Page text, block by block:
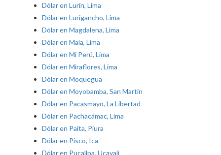
Dólar en Lurín, Lima
Dólar en Lurigancho, Lima
Dólar en Magdalena, Lima
Dólar en Mala, Lima
Dólar en Mi Perú, Lima
Dólar en Miraflores, Lima
Dólar en Moquegua
Dólar en Moyobamba, San Martín
Dólar en Pacasmayo, La Libertad
Dólar en Pachacámac, Lima
Dólar en Paita, Piura
Dólar en Pisco, Ica
Dólar en Pucallpa, Ucayali